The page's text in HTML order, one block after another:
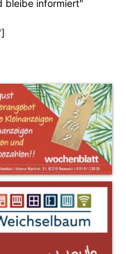
bleibe informiert"